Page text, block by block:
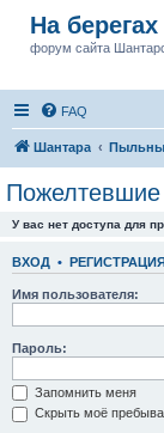
На
форум сайта
FAQ
Шантара
Пожелтевшие
У вас нет доступа для
ВХОД • РЕГИСТРАЦИЯ
Имя пользователя:
Пароль:
Запомнить меня
Скрыть моё